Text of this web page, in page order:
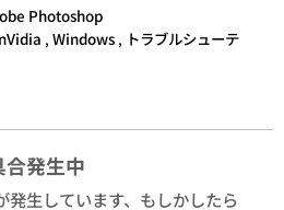
Photoshop
nVidia , Windows , トラブルシューテ
発生中
生しています、もしかしたら